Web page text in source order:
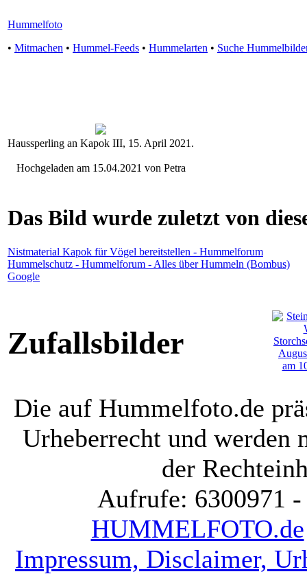
Hummelfoto
• Mitmachen • Hummel-Feeds • Hummelarten • Suche
Haussperling an Kapok III, 15. April 2021.
Hochgeladen am 15.04.2021 von Petra
Das Bild wurde zuletzt von
Nistmaterial Kapok für Vögel bereitstellen - Hummelforum
Hummelschutz - Hummelforum - Alles über Hummeln (Bombus)
Google
Zufallsbilder
Die auf Hummelfoto.de
Urheberrecht und werden
der
Aufrufe: 6300971
HUMMELFOTO.de
Impressum, Disclaimer,